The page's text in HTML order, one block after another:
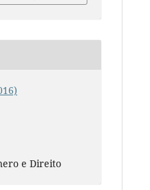
e Direito